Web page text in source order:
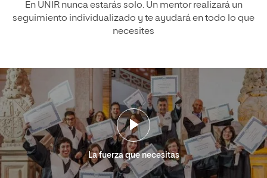
En UNIR nunca estarás solo. Un mentor realizará un
seguimiento individualizado y te ayudará en todo lo que
necesites
La fuerza que necesitas